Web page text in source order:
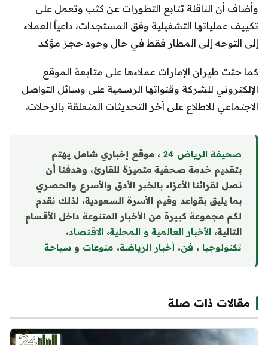
وأضاف أن الناقلة تتابع التطورات عن كثب وتعمل على
تكييف عملياتها التشغيلية وفق المستجدات، داعياً العملاء
إلى التوجه إلى المطار فقط في حال وجود حجز مؤكد.
كما حثت طيران الإمارات عملاءها على متابعة الموقع
الإلكتروني للشركة وقنواتها الرسمية على وسائل التواصل
الاجتماعي للاطلاع على آخر التحديثات المتعلقة بالرحلات.
صحيفة الرياض 24
، موقع إخباري شامل يهتم
بتقديم خدمة صحفية متميزة للقارئ، وهدفنا أن
نصل لقرائنا الأعزاء بالخبر الأدق والأسرع والحصري
بما يليق بقواعد وقيم الأسرة السعودية، لذلك نقدم
لكم مجموعة كبيرة من الأخبار المتنوعة داخل الأقسام
التالية، الأخبار العالمية و المحلية، الاقتصاد،
تكنولوجيا ، فن، أخبار الرياضة، منوعات و سياحة
مقالات ذات صلة